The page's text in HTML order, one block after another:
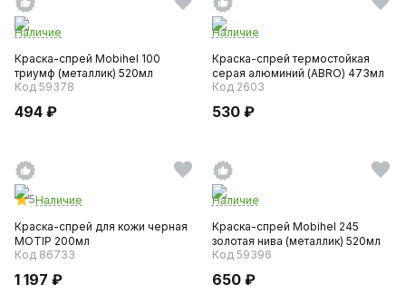
Наличие
Краска-спрей Mobihel 100
триумф (металлик) 520мл
Код 59378
494 ₽
Наличие
Краска-спрей термостойкая
серая алюминий (ABRO) 473мл
Код 2603
530 ₽
5Наличие
Краска-спрей для кожи черная
MOTIP 200мл
Код 86733
1 197 ₽
Наличие
Краска-спрей Mobihel 245
золотая нива (металлик) 520мл
Код 59396
650 ₽